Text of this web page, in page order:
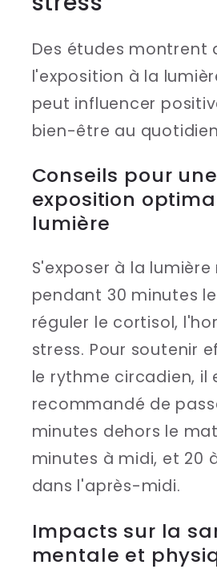
Des études montrent
l'exposition à la
peut influencer
bien-être au
Conseils pour une
exposition
lumière
S'exposer à la
pendant 30 minutes
réguler le cortisol,
stress. Pour soutenir
le rythme circadien, il
recommandé de
minutes dehors le
minutes à midi, et 20
dans l'après-midi.
Impacts sur la
mentale et